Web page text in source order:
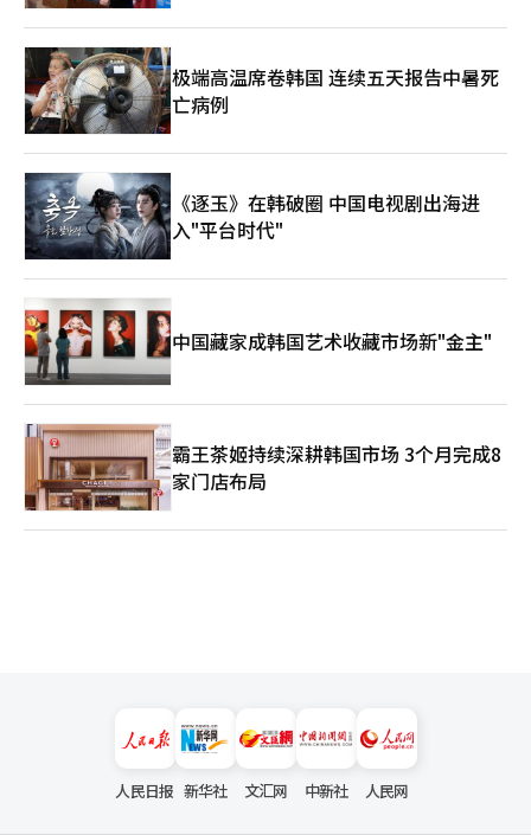
极端高温席卷韩国 连续五天报告中暑死
亡病例
《逐玉》在韩破圈 中国电视剧出海进
入"平台时代"
中国藏家成韩国艺术收藏市场新"金主"
霸王茶姬持续深耕韩国市场 3个月完成8
家门店布局
人民日报 新华社 文汇网 中新社 人民网